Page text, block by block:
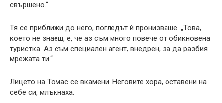
свършено.“
Тя се приближи до него, погледът ѝ пронизваше. „Това,
което не знаеш, е, че аз съм много повече от обикновена
туристка. Аз съм специален агент, внедрен, за да разбия
мрежата ти.“
Лицето на Томас се вкамени. Неговите хора, оставени на
себе си, млъкнаха.